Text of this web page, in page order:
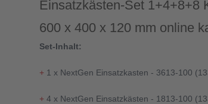
Einsatzkästen-Set 1+4+8+8
600 x 400 x 120 mm online
Set-Inhalt:
+ 1 x NextGen Einsatzkasten - 3613-100
+ 4 x NextGen Einsatzkästen - 1813-100